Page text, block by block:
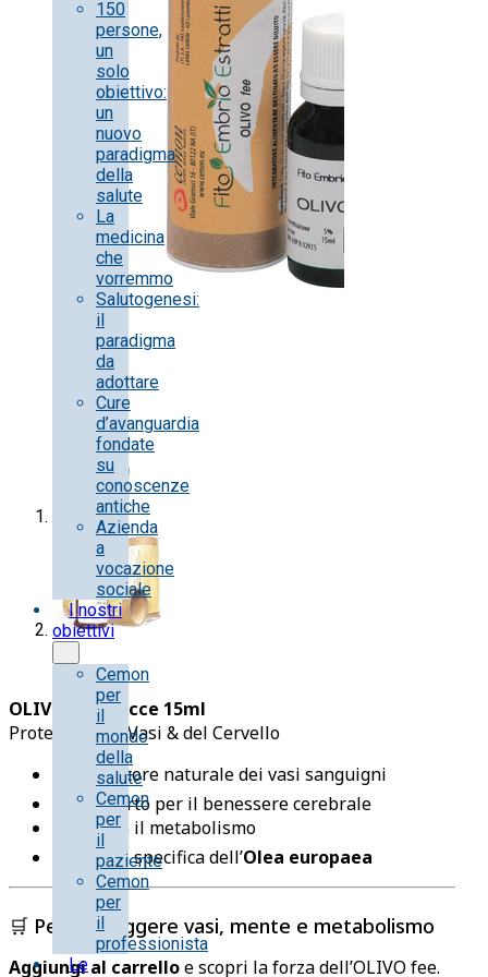
150
persone,
un
solo
obiettivo:
un
nuovo
paradigma
della
salute
La
medicina
che
vorremmo
Salutogenesi:
il
paradigma
da
adottare
Cure
d’avanguardia
fondate
su
conoscenze
antiche
Azienda
a
vocazione
sociale
I nostri
obiettivi
Cemon
per
il
mondo
della
salute
Cemon
per
il
paziente
Cemon
per
il
professionista
Le
OLIVO fee Gocce 15ml
Protettore dei Vasi & del Cervello
🩸 Protettore naturale dei vasi sanguigni
🧠 Supporto per il benessere cerebrale
⚡ Stimola il metabolismo
🌿 Azione specifica dell’Olea europaea
🛒 Per proteggere vasi, mente e metabolismo
Aggiungi al carrelloe scopri la forza dell’OLIVO fee.